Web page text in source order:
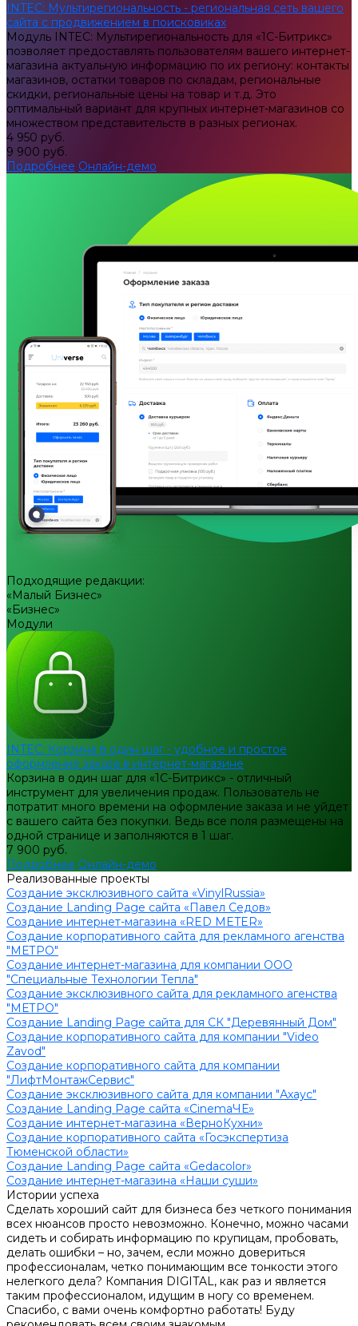
INTEC: Мультирегиональность - региональная сеть вашего
сайта с продвижением в поисковиках
Модуль INTEC: Мультирегиональность для «1С-Битрикс»
позволяет предоставлять пользователям вашего интернет-
магазина актуальную информацию по их региону: контакты
магазинов, остатки товаров по складам, региональные
скидки, региональные цены на товар и т.д. Это
оптимальный вариант для крупных интернет-магазинов со
множеством представительств в разных регионах.
4 950 руб.
9 900 руб.
Подробнее Онлайн-демо
Подходящие редакции:
«Малый Бизнес»
«Бизнес»
Модули
INTEC: Корзина в один шаг - удобное и простое
оформление заказа в интернет-магазине
Корзина в один шаг для «1С-Битрикс» - отличный
инструмент для увеличения продаж. Пользователь не
потратит много времени на оформление заказа и не уйдет
с вашего сайта без покупки. Ведь все поля размещены на
одной странице и заполняются в 1 шаг.
7 900 руб.
Подробнее Онлайн-демо
Реализованные проекты
Создание эксклюзивного сайта «VinylRussia»
Создание Landing Page сайта «Павел Седов»
Создание интернет-магазина «RED METER»
Создание корпоративного сайта для рекламного агенства
"МЕТРО"
Создание интернет-магазина для компании ООО
"Cпециальные Технологии Тепла"
Создание эксклюзивного сайта для рекламного агенства
"МЕТРО"
Создание Landing Page сайта для СК "Деревянный Дом"
Создание корпоративного сайта для компании "Video
Zavod"
Создание корпоративного сайта для компании
"ЛифтМонтажСервис"
Создание эксклюзивного сайта для компании "Ахаус"
Создание Landing Page сайта «CinemaЧЕ»
Создание интернет-магазина «ВерноКухни»
Создание корпоративного сайта «Госэкспертиза
Тюменской области»
Создание Landing Page сайта «Gedacolor»
Создание интернет-магазина «Наши суши»
Истории успеха
Сделать хороший сайт для бизнеса без четкого понимания
всех нюансов просто невозможно. Конечно, можно часами
сидеть и собирать информацию по крупицам, пробовать,
делать ошибки – но, зачем, если можно довериться
профессионалам, четко понимающим все тонкости этого
нелегкого дела? Компания DIGITAL, как раз и является
таким профессионалом, идущим в ногу со временем.
Спасибо, с вами очень комфортно работать! Буду